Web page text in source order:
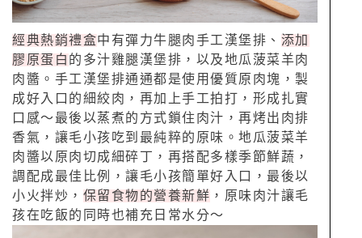
經典熱銷禮盒中有彈力牛腿肉手工漢堡排、 添加
膠原蛋白 的多汁雞腿漢堡排，以及地瓜菠菜羊肉
肉醬。手工漢堡排通通都是使用優質原肉塊，製
成好入口的細絞肉，再加上手工拍打，形成扎實
口感～最後以蒸煮的方式鎖住肉汁，再烤出肉排
香氣，讓毛小孩吃到最純粹的原味。地瓜菠菜羊
肉醬以原肉切成細碎丁，再搭配多樣季節鮮蔬，
調配成最佳比例，讓毛小孩簡單好入口，最後以
小火拌炒， 保留食物的營養新鮮 ，原味肉汁讓毛
孩在吃飯的同時也補充日常水分～